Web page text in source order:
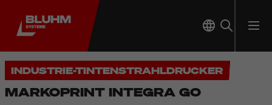
INDUSTRIE-TINTENSTRAHLDRUCKER
MARKOPRINT INTEGRA GO